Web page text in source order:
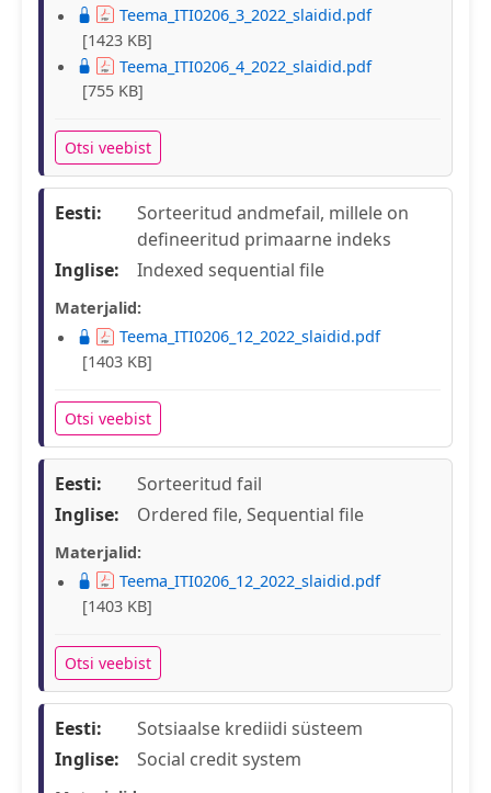
Teema_ITI0206_3_2022_slaidid.pdf
[1423 KB]
Teema_ITI0206_4_2022_slaidid.pdf
[755 KB]
Otsi veebist
Eesti:
Sorteeritud andmefail, millele on
defineeritud primaarne indeks
Inglise:
Indexed sequential file
Materjalid:
Teema_ITI0206_12_2022_slaidid.pdf
[1403 KB]
Otsi veebist
Eesti:
Sorteeritud fail
Inglise:
Ordered file, Sequential file
Materjalid:
Teema_ITI0206_12_2022_slaidid.pdf
[1403 KB]
Otsi veebist
Eesti:
Sotsiaalse krediidi süsteem
Inglise:
Social credit system